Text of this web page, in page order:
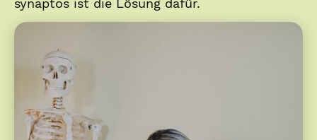
synaptos ist die Lösung dafür.